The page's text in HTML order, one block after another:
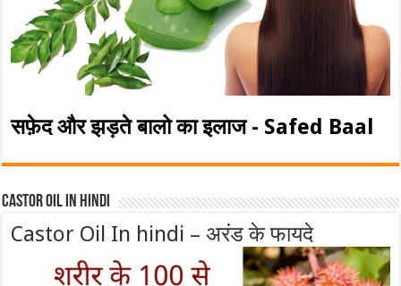
सफ़ेद और झड़ते बालो का इलाज - Safed Baal
Castor Oil In Hindi
Castor Oil In hindi – अरंड के फायदे